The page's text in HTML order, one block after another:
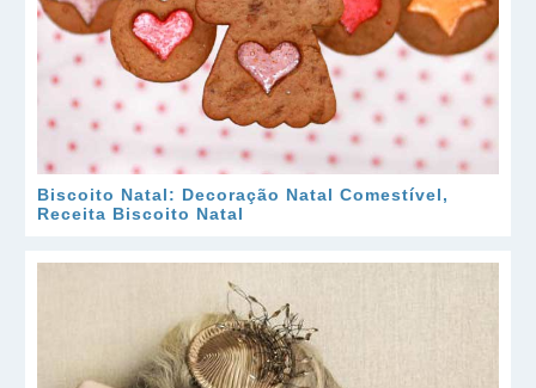
Biscoito Natal: Decoração Natal Comestível,
Receita Biscoito Natal